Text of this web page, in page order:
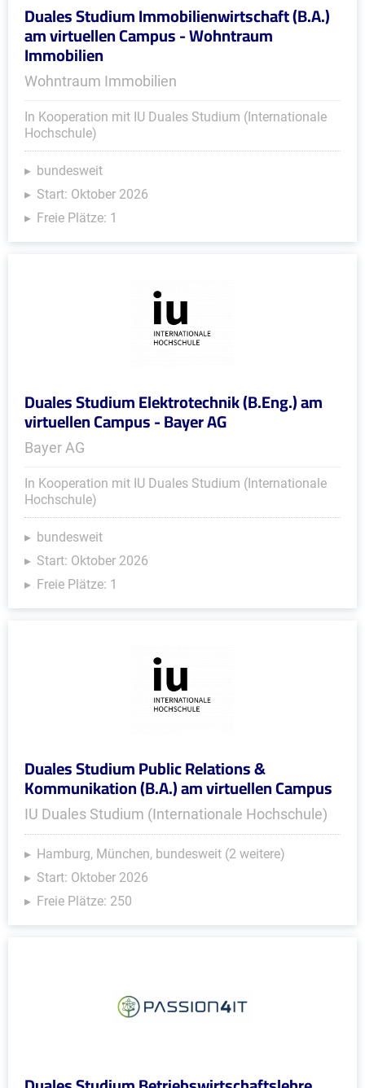
Duales Studium Immobilienwirtschaft (B.A.)
am virtuellen Campus - Wohntraum
Immobilien
Wohntraum Immobilien
In Kooperation mit IU Duales Studium (Internationale
Hochschule)
bundesweit
Start: Oktober 2026
Freie Plätze: 1
Duales Studium Elektrotechnik (B.Eng.) am
virtuellen Campus - Bayer AG
Bayer AG
In Kooperation mit IU Duales Studium (Internationale
Hochschule)
bundesweit
Start: Oktober 2026
Freie Plätze: 1
Duales Studium Public Relations &
Kommunikation (B.A.) am virtuellen Campus
IU Duales Studium (Internationale Hochschule)
Hamburg, München, bundesweit (2 weitere)
Start: Oktober 2026
Freie Plätze: 250